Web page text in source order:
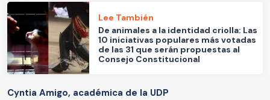
Lee También
De animales a la identidad criolla: Las
10 iniciativas populares más votadas
de las 31 que serán propuestas al
Consejo Constitucional
Cyntia Amigo, académica de la UDP